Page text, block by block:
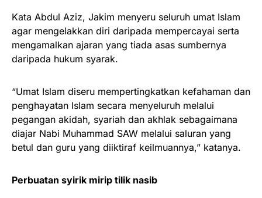
Kata Abdul Aziz, Jakim menyeru seluruh umat Islam
agar mengelakkan diri daripada mempercayai serta
mengamalkan ajaran yang tiada asas sumbernya
daripada hukum syarak.
“Umat Islam diseru mempertingkatkan kefahaman dan
penghayatan Islam secara menyeluruh melalui
pegangan akidah, syariah dan akhlak sebagaimana
diajar Nabi Muhammad SAW melalui saluran yang
betul dan guru yang diiktiraf keilmuannya,” katanya.
Perbuatan syirik mirip tilik nasib